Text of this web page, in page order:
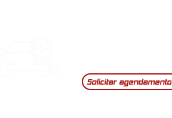
Solicitar agendamento